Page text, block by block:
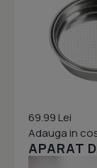
69.99 Lei
Adauga in
APARAT